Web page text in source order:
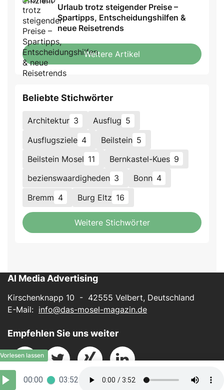
00:00 03:52
Urlaub trotz steigender Preise –
Spartipps, Entscheidungshilfen &
neue Reisetrends
Weitere Artikel
Beliebte Stichwörter
Architektur 3 Ausflug 5
Ausflugsziele 4 Beilstein 5
Beilstein Mosel 11 Bernkastel-Kues 9
bezienswaardigheden 3 Bonn 4
Bremm 4 Burg Eltz 16
Weitere Stichwörter
AI Media Advertising
Kirschenknapp 10 - 42555 Velbert, Deutschland
E-Mail: info@das-mosel-magazin.de
Empfehlen Sie uns weiter